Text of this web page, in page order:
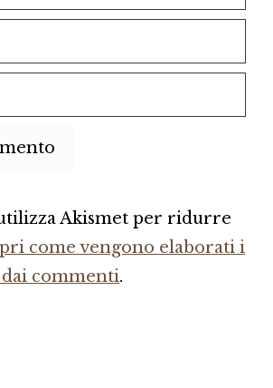
Akismet per ridurre
come vengono elaborati i
commenti.